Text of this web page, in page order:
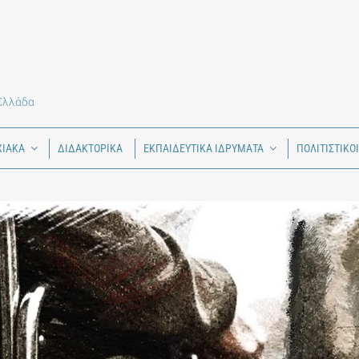
ΔΙΔΑΚΤΟΡΙΚΑ ΕΚΠΑΙΔΕΥΤΙΚΑ ΙΔΡΥΜΑΤΑ